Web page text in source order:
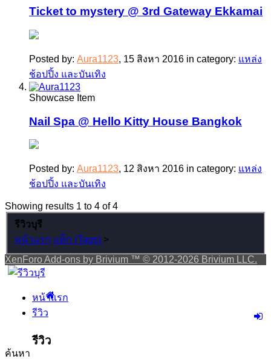
Ticket to mystery @ 3rd Gateway Ekkamai
Posted by: Aura1123, 15 สิงหา 2016 in category: แหล่ง
ช้อปปิ้ง และบันเทิง
Showcase Item
Nail Spa @ Hello Kitty House Bangkok
Posted by: Aura1123, 12 สิงหา 2016 in category: แหล่ง
ช้อปปิ้ง และบันเทิง
Showing results 1 to 4 of 4
รีวิวบุรี
หน้าแรก แท็ก (Tags) >
XenForo Add-ons by Brivium ™ © 2012-2026 Brivium LLC.
หน้าแรก
รีวิว
รีวิว
ค้นหา